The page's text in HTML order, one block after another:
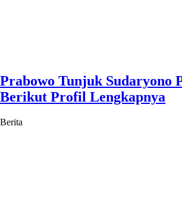
Prabowo Tunjuk Sudaryono
Berikut Profil Lengkapnya
Berita